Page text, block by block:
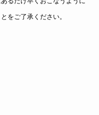
をご了承ください。